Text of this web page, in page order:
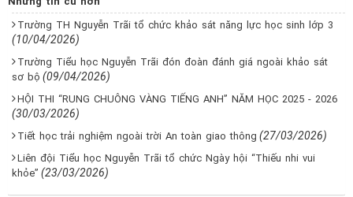
Trường TH Nguyễn Trãi tổ chức khảo sát năng lực học sinh lớp 3
(10/04/2026)
Trường Tiểu học Nguyễn Trãi đón đoàn đánh giá ngoài khảo sát
sơ bộ (09/04/2026)
HỘI THI “RUNG CHUÔNG VÀNG TIẾNG ANH” NĂM HỌC 2025 - 2026
(30/03/2026)
Tiết học trải nghiệm ngoài trời An toàn giao thông (27/03/2026)
Liên đội Tiểu học Nguyễn Trãi tổ chức Ngày hội “Thiếu nhi vui
khỏe” (23/03/2026)